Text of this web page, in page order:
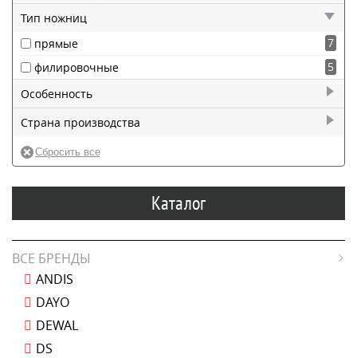
6
2
2
4
12
Тип ножниц
прямые
7
филировочные
5
Особенность
для левшей
3
Страна производства
Китай
Каталог
ВСЕ БРЕНДЫ
ANDIS
DAYO
DEWAL
DS